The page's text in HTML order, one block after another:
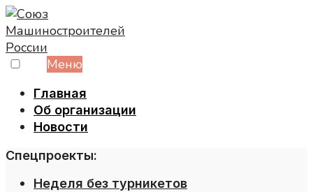
Skip
to
content
Меню
Главная
Об организации
Новости
Спецпроекты:
Неделя без турникетов